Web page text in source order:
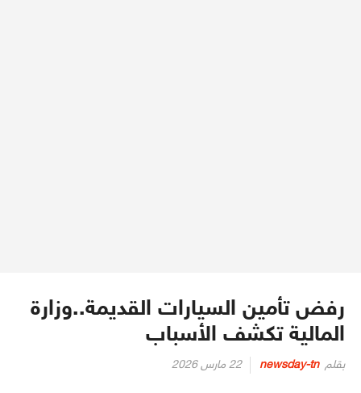
رفض تأمين السيارات القديمة..وزارة
المالية تكشف الأسباب
بقلم newsday-tn
Posted
22 مارس 2026